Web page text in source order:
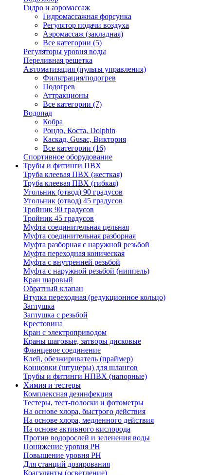
Гидро и аэромассаж
Гидромассажная форсунка
Регулятор подачи воздуха
Аэромассаж (закладная)
Все категории (5)
Регуляторы уровня воды
Переливная решетка
Автоматизация (пульты управления)
Фильтрация/подогрев
Подогрев
Аттракционы
Все категории (7)
Водопад
Кобра
Рондо, Коста, Dolphin
Каскад, Gusac, Виктория
Все категории (16)
Спортивное оборудование
Трубы и фитинги ПВХ
Труба клеевая ПВХ (жесткая)
Труба клеевая ПВХ (гибкая)
Угольник (отвод) 90 градусов
Угольник (отвод) 45 градусов
Тройник 90 градусов
Тройник 45 градусов
Муфта соединительная цельная
Муфта соединительная разборная
Муфта разборная с наружной резьбой
Муфта переходная коническая
Муфта с внутренней резьбой
Муфта с наружной резьбой (ниппель)
Кран шаровый
Обратный клапан
Втулка переходная (редукционное кольцо)
Заглушка
Заглушка с резьбой
Крестовина
Кран с электроприводом
Краны шаговые, затворы дисковые
Фланцевое соединение
Клей, обезжириватель (праймер)
Концовки (штуцеры) для шлангов
Трубы и фитинги НПВХ (напорные)
Химия и тестеры
Комплексная дезинфекция
Тестеры, тест-полоски и фотометры
На основе хлора, быстрого действия
На основе хлора, медленного действия
На основе активного кислорода
Против водорослей и зеленения воды
Понижение уровня РН
Повышение уровня РН
Для станций дозирования
Коагулянты (осветление)